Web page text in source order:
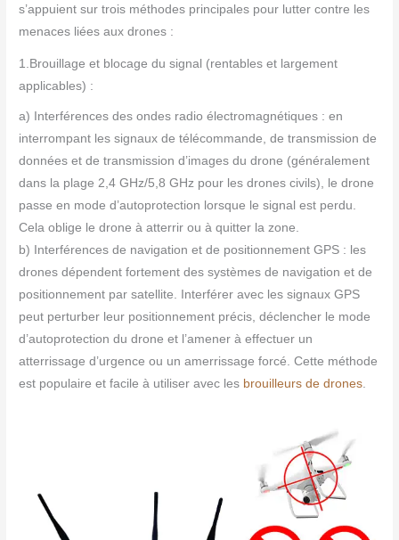
s’appuient sur trois méthodes principales pour lutter contre les
menaces liées aux drones :
1.Brouillage et blocage du signal (rentables et largement
applicables) :
a) Interférences des ondes radio électromagnétiques : en
interrompant les signaux de télécommande, de transmission de
données et de transmission d’images du drone (généralement
dans la plage 2,4 GHz/5,8 GHz pour les drones civils), le drone
passe en mode d’autoprotection lorsque le signal est perdu.
Cela oblige le drone à atterrir ou à quitter la zone.
b) Interférences de navigation et de positionnement GPS : les
drones dépendent fortement des systèmes de navigation et de
positionnement par satellite. Interférer avec les signaux GPS
peut perturber leur positionnement précis, déclencher le mode
d’autoprotection du drone et l’amener à effectuer un
atterrissage d’urgence ou un amerrissage forcé. Cette méthode
est populaire et facile à utiliser avec les brouilleurs de drones.